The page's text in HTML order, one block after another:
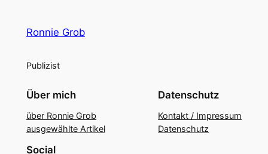
Ronnie Grob
Publizist
Über mich
über Ronnie Grob
ausgewählte Artikel
Datenschutz
Kontakt / Impressum
Datenschutz
Social